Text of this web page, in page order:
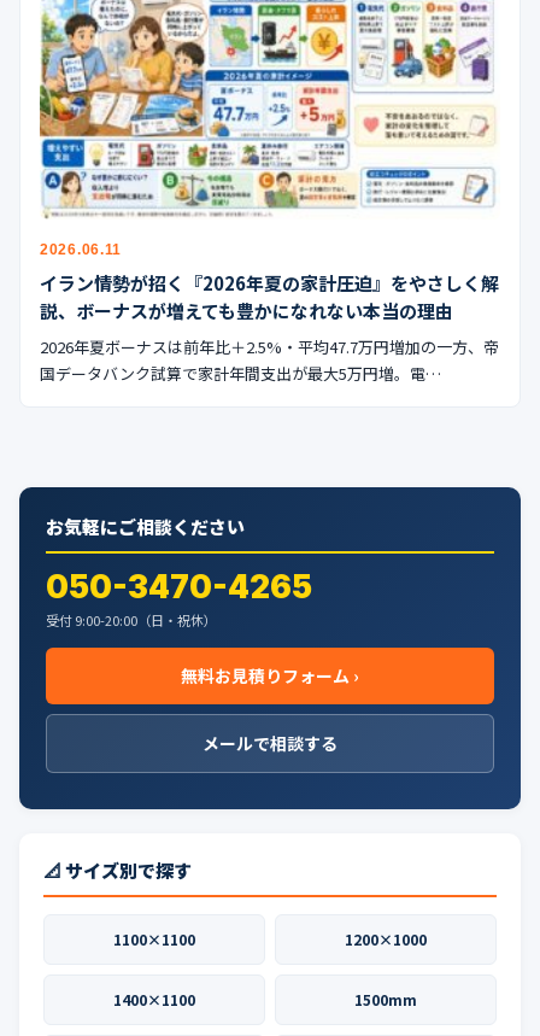
2026.06.11
イラン情勢が招く『2026年夏の家計圧迫』をやさしく解
説、ボーナスが増えても豊かになれない本当の理由
2026年夏ボーナスは前年比＋2.5%・平均47.7万円増加の一方、帝
国データバンク試算で家計年間支出が最大5万円増。電…
お気軽にご相談ください
050-3470-4265
受付 9:00-20:00（日・祝休）
無料お見積りフォーム ›
メールで相談する
📐 サイズ別で探す
1100×1100 1200×1000
1400×1100 1500mm